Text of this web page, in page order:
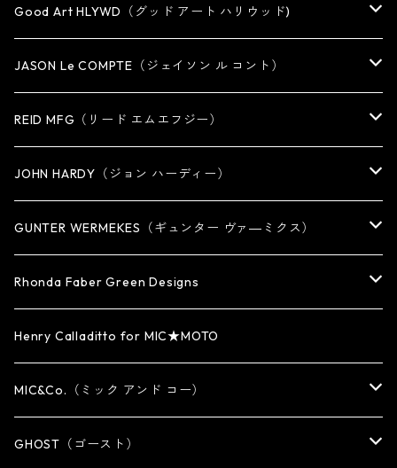
Good Art HLYWD（グッド アート ハリウッド)
RING
EARRING・EAR CUFF
PENDANT
BRACELET
WATCH BAND
CUFF・BUNGLE
NECKLACE
KEY CHAIN
JASON Le COMPTE（ジェイソン ル コント）
NECKLACE
BRACELET
KEY CHAIN
REID MFG（リード エムエフジー）
RING
EARRING
PENDANT
BRACELET/CUFF
NECKLACE
WALLET
JOHN HARDY（ジョン ハーディー）
RING
BRACELET
PENDANT / NECKLACE
GUNTER WERMEKES（ギュンター ヴァ―ミクス）
RING
PENDANT / NECKLACE
EARRING
OTHER
Rhonda Faber Green Designs
RING
PENDANT
EARRING
Henry Calladitto for MIC★MOTO
MIC&Co.（ミック アンド コー）
RING
GHOST（ゴースト）